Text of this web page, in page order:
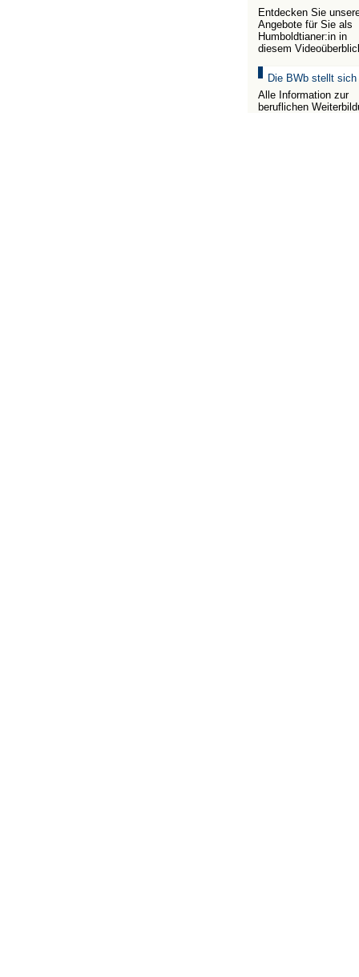
Entdecken Sie
Angebote für Sie als
Humboldtianer:in in
diesem
Die BWb stellt sich
Alle Information zur
beruflichen